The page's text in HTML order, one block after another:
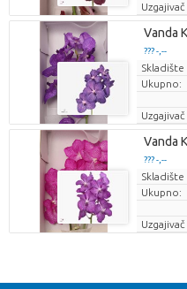
Uzgajivač
Vanda
??? -,--
Cijena
Skladište
Ukupno:
Uzgajivač
Vanda
??? -,--
Cijena
Skladište
Ukupno:
Uzgajivač
Nazad